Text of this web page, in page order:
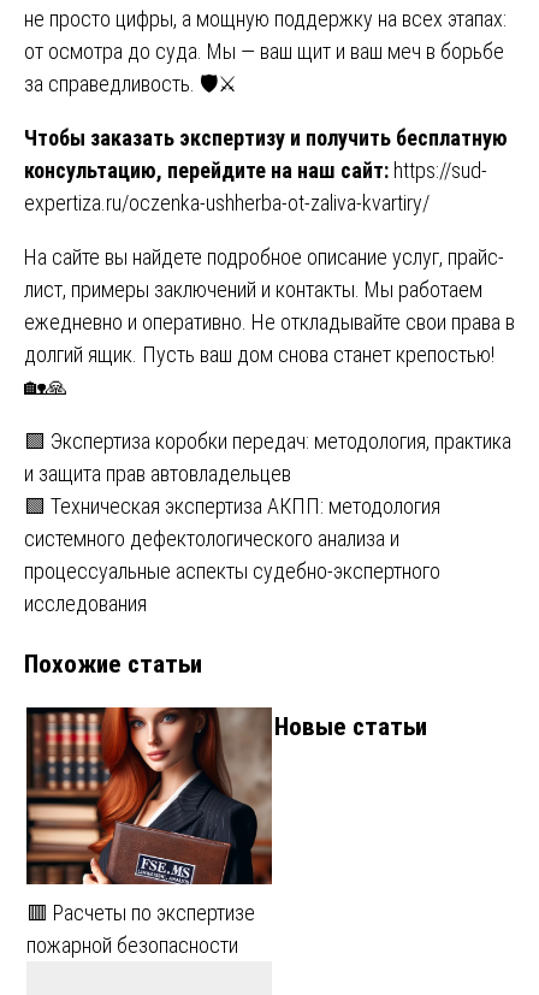
не просто цифры, а мощную поддержку на всех этапах:
от осмотра до суда. Мы — ваш щит и ваш меч в борьбе
за справедливость. 🛡️⚔️
Чтобы заказать экспертизу и получить бесплатную
консультацию, перейдите на наш сайт: https://sud-
expertiza.ru/oczenka-ushherba-ot-zaliva-kvartiry/
На сайте вы найдете подробное описание услуг, прайс-
лист, примеры заключений и контакты. Мы работаем
ежедневно и оперативно. Не откладывайте свои права в
долгий ящик. Пусть ваш дом снова станет крепостью!
🏡🙏
Навигация
по
записям
🟩 Экспертиза коробки передач: методология, практика
и защита прав автовладельцев
🟩 Техническая экспертиза АКПП: методология
системного дефектологического анализа и
процессуальные аспекты судебно-экспертного
исследования
Похожие статьи
🟥 Расчеты по экспертизе
пожарной безопасности
Новые статьи